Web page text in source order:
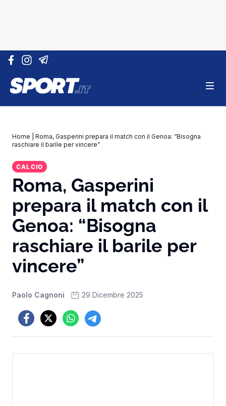
Vai al contenuto
Home
Roma, Gasperini prepara il match con il Genoa: “Bisogna
raschiare il barile per vincere”
CALCIO
Roma, Gasperini
prepara il match con il
Genoa: “Bisogna
raschiare il barile per
vincere”
Paolo Cagnoni 29 Dicembre 2025